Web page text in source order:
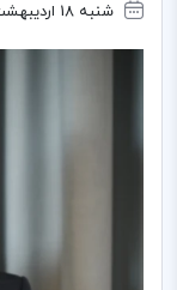
شنبه 18 اردیبهشت 1395